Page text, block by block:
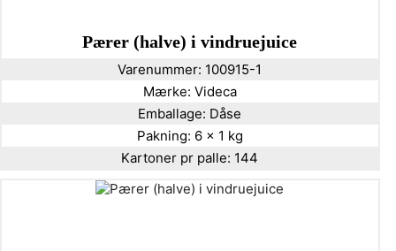
Pærer (halve) i vindruejuice
Varenummer: 100915-1
Mærke: Videca
Emballage: Dåse
Pakning: 6 x 1 kg
Kartoner pr palle: 144